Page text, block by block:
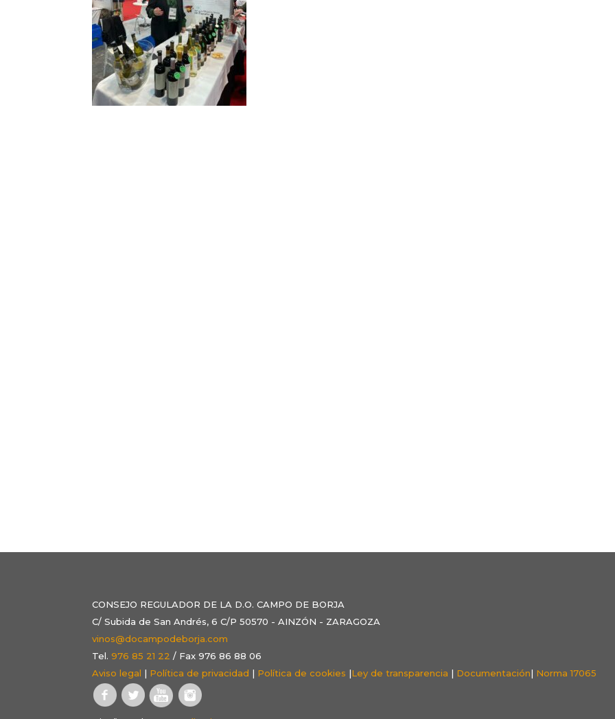
CONSEJO REGULADOR DE LA D.O. CAMPO DE BORJA
C/ Subida de San Andrés, 6 C/P 50570 - AINZÓN - ZARAGOZA
vinos@docampodeborja.com
Tel.976 85 21 22 / Fax 976 86 88 06
Aviso legal | Política de privacidad | Política de cookies |Ley de transparencia | Documentación| Norma 17065